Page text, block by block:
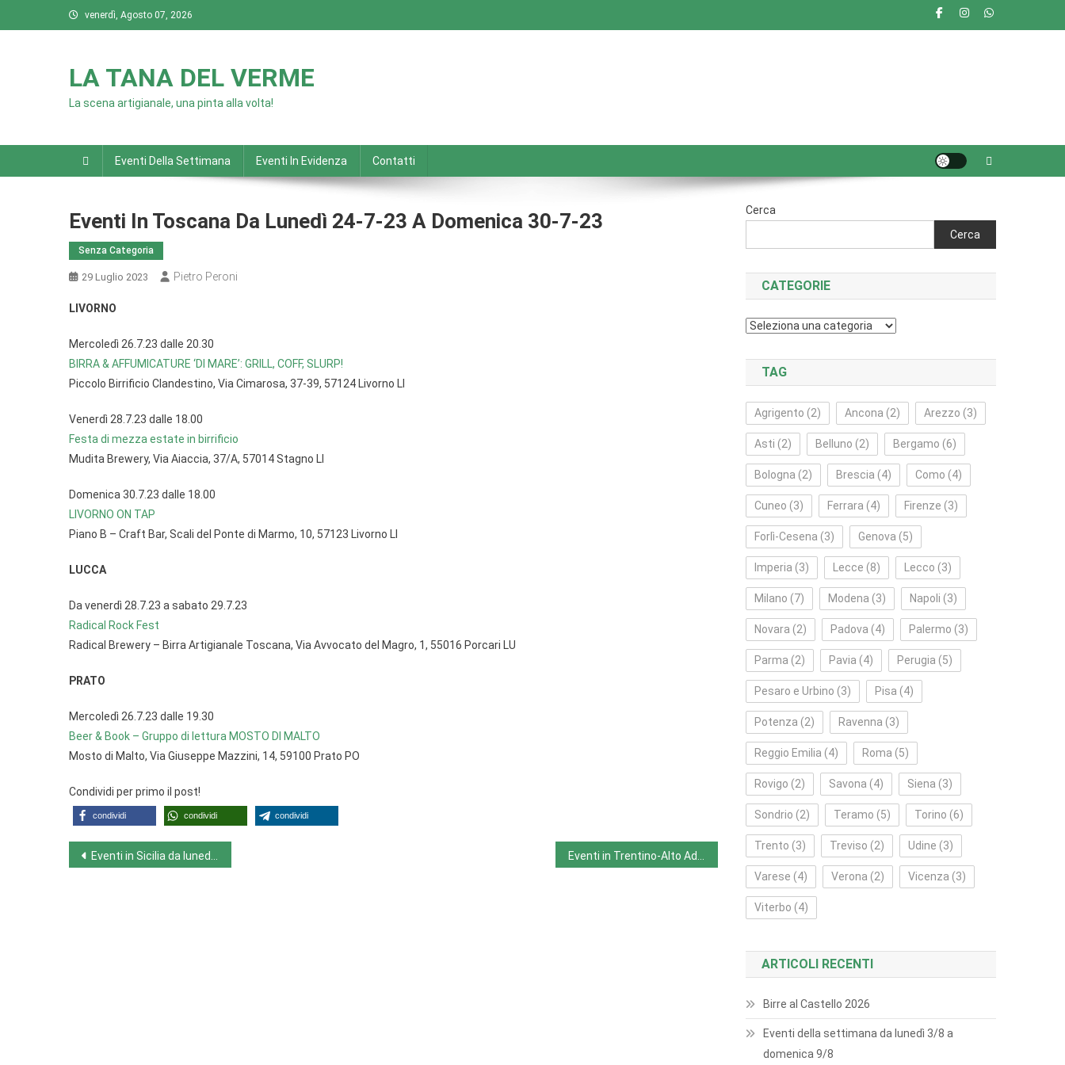
to
venerdì, Agosto 07, 2026
LA TANA DEL VERME
La scena artigianale, una pinta alla volta!
Eventi Della Settimana Eventi In Evidenza Contatti
Eventi In Toscana Da Lunedì 24-7-23 A Domenica 30-7-23
Senza Categoria
29 Luglio 2023 Pietro Peroni
LIVORNO
Mercoledì 26.7.23 dalle 20.30
BIRRA & AFFUMICATURE ‘DI MARE’: GRILL, COFF, SLURP!
Piccolo Birrificio Clandestino, Via Cimarosa, 37-39, 57124 Livorno LI
Venerdì 28.7.23 dalle 18.00
Festa di mezza estate in birrificio
Mudita Brewery, Via Aiaccia, 37/A, 57014 Stagno LI
Domenica 30.7.23 dalle 18.00
LIVORNO ON TAP
Piano B – Craft Bar, Scali del Ponte di Marmo, 10, 57123 Livorno LI
LUCCA
Da venerdì 28.7.23 a sabato 29.7.23
Radical Rock Fest
Radical Brewery – Birra Artigianale Toscana, Via Avvocato del Magro, 1, 55016 Porcari LU
PRATO
Mercoledì 26.7.23 dalle 19.30
Beer & Book – Gruppo di lettura MOSTO DI MALTO
Mosto di Malto, Via Giuseppe Mazzini, 14, 59100 Prato PO
Condividi per primo il post!
condividi condividi condividi
Navigazione
Eventi in Sicilia da lunedì 24-7-23 a domenica 30-7-23
Cerca
Cerca
CATEGORIE
Categorie
TAG
Agrigento (2) Ancona (2) Arezzo (3)
Asti (2) Belluno (2) Bergamo (6)
Bologna (2) Brescia (4) Como (4)
Cuneo (3) Ferrara (4) Firenze (3)
Forlì‑Cesena (3) Genova (5)
Imperia (3) Lecce (8) Lecco (3)
Milano (7) Modena (3) Napoli (3)
Novara (2) Padova (4) Palermo (3)
Parma (2) Pavia (4) Perugia (5)
Pesaro e Urbino (3) Pisa (4)
Potenza (2) Ravenna (3)
Reggio Emilia (4) Roma (5)
Rovigo (2) Savona (4) Siena (3)
Sondrio (2) Teramo (5) Torino (6)
Trento (3) Treviso (2) Udine (3)
Varese (4) Verona (2) Vicenza (3)
Viterbo (4)
ARTICOLI RECENTI
Birre al Castello 2026
Eventi della settimana da lunedì 3/8 a
domenica 9/8